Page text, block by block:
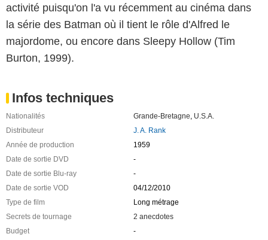
activité puisqu'on l'a vu récemment au cinéma dans
la série des Batman où il tient le rôle d'Alfred le
majordome, ou encore dans Sleepy Hollow (Tim
Burton, 1999).
Infos techniques
Nationalités Grande-Bretagne U.S.A.
Distributeur
J. A. Rank
Année de production
1959
Date de sortie DVD
-
Date de sortie Blu-ray
-
Date de sortie VOD
04/12/2010
Type de film
Long métrage
Secrets de tournage
2 anecdotes
Budget
-